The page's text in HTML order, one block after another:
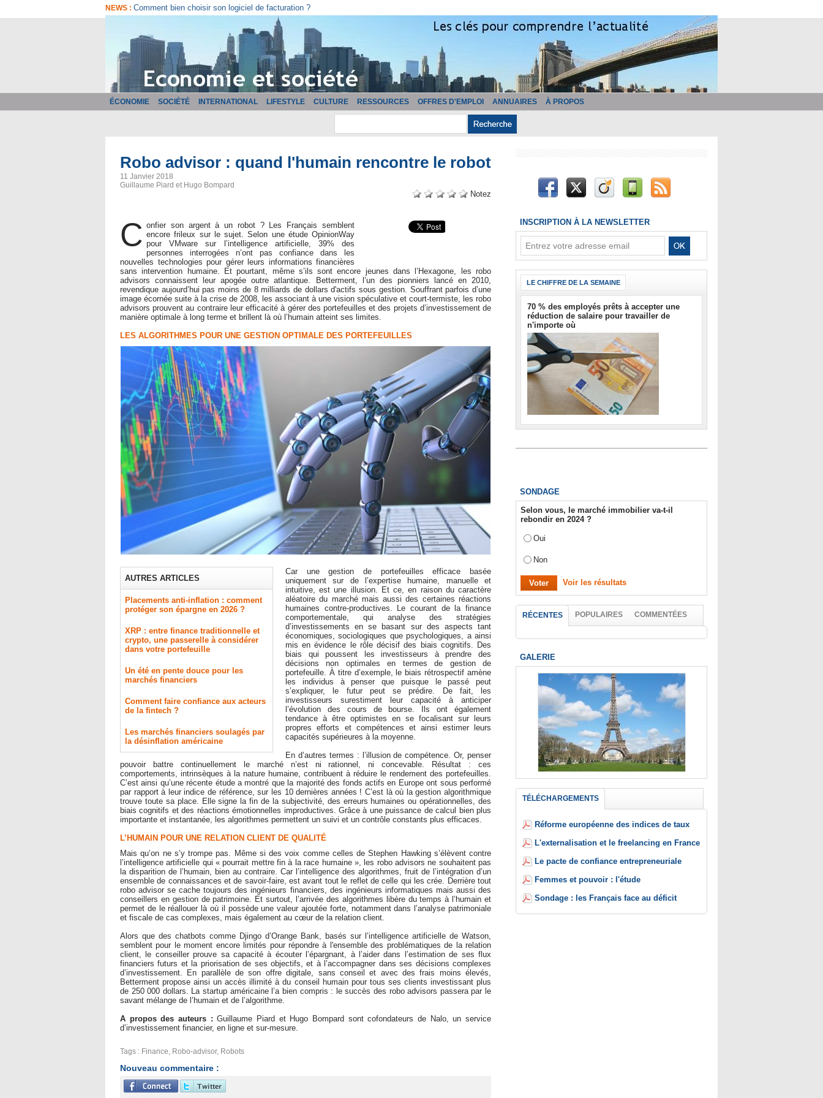
NEWS : Comment bien choisir son logiciel de facturation ?
ÉCONOMIE SOCIÉTÉ INTERNATIONAL LIFESTYLE CULTURE RESSOURCES OFFRES D'EMPLOI ANNUAIRES À PROPOS
Robo advisor : quand l'humain rencontre le robot
11 Janvier 2018
Guillaume Piard et Hugo Bompard
Notez
C onfier son argent à un robot ? Les Français semblent
encore frileux sur le sujet. Selon une étude OpinionWay
pour VMware sur l’intelligence artificielle, 39% des
personnes interrogées n’ont pas confiance dans les
nouvelles technologies pour gérer leurs informations financières
sans intervention humaine. Et pourtant, même s’ils sont encore jeunes dans l’Hexagone, les robo
advisors connaissent leur apogée outre atlantique. Betterment, l’un des pionniers lancé en 2010,
revendique aujourd’hui pas moins de 8 milliards de dollars d'actifs sous gestion. Souffrant parfois d’une
image écornée suite à la crise de 2008, les associant à une vision spéculative et court-termiste, les robo
advisors prouvent au contraire leur efficacité à gérer des portefeuilles et des projets d’investissement de
manière optimale à long terme et brillent là où l’humain atteint ses limites.
LES ALGORITHMES POUR UNE GESTION OPTIMALE DES PORTEFEUILLES
AUTRES ARTICLES
Placements anti-inflation : comment
protéger son épargne en 2026 ?
XRP : entre finance traditionnelle et
crypto, une passerelle à considérer
dans votre portefeuille
Un été en pente douce pour les
marchés financiers
Comment faire confiance aux acteurs
de la fintech ?
Les marchés financiers soulagés par
la désinflation américaine
Car une gestion de portefeuilles efficace basée
uniquement sur de l’expertise humaine, manuelle et
intuitive, est une illusion. Et ce, en raison du caractère
aléatoire du marché mais aussi des certaines réactions
humaines contre-productives. Le courant de la finance
comportementale, qui analyse des stratégies
d’investissements en se basant sur des aspects tant
économiques, sociologiques que psychologiques, a ainsi
mis en évidence le rôle décisif des biais cognitifs. Des
biais qui poussent les investisseurs à prendre des
décisions non optimales en termes de gestion de
portefeuille. À titre d’exemple, le biais rétrospectif amène
les individus à penser que puisque le passé peut
s’expliquer, le futur peut se prédire. De fait, les
investisseurs surestiment leur capacité à anticiper
l’évolution des cours de bourse. Ils ont également
tendance à être optimistes en se focalisant sur leurs
propres efforts et compétences et ainsi estimer leurs
capacités supérieures à la moyenne.
En d’autres termes : l’illusion de compétence. Or, penser
pouvoir battre continuellement le marché n’est ni rationnel, ni concevable. Résultat : ces
comportements, intrinsèques à la nature humaine, contribuent à réduire le rendement des portefeuilles.
C’est ainsi qu’une récente étude a montré que la majorité des fonds actifs en Europe ont sous performé
par rapport à leur indice de référence, sur les 10 dernières années ! C’est là où la gestion algorithmique
trouve toute sa place. Elle signe la fin de la subjectivité, des erreurs humaines ou opérationnelles, des
biais cognitifs et des réactions émotionnelles improductives. Grâce à une puissance de calcul bien plus
importante et instantanée, les algorithmes permettent un suivi et un contrôle constants plus efficaces.
L’HUMAIN POUR UNE RELATION CLIENT DE QUALITÉ
Mais qu’on ne s’y trompe pas. Même si des voix comme celles de Stephen Hawking s’élèvent contre
l’intelligence artificielle qui « pourrait mettre fin à la race humaine », les robo advisors ne souhaitent pas
la disparition de l’humain, bien au contraire. Car l’intelligence des algorithmes, fruit de l’intégration d’un
ensemble de connaissances et de savoir-faire, est avant tout le reflet de celle qui les crée. Derrière tout
robo advisor se cache toujours des ingénieurs financiers, des ingénieurs informatiques mais aussi des
conseillers en gestion de patrimoine. Et surtout, l’arrivée des algorithmes libère du temps à l’humain et
permet de le réallouer là où il possède une valeur ajoutée forte, notamment dans l’analyse patrimoniale
et fiscale de cas complexes, mais également au cœur de la relation client.
Alors que des chatbots comme Djingo d’Orange Bank, basés sur l’intelligence artificielle de Watson,
semblent pour le moment encore limités pour répondre à l'ensemble des problématiques de la relation
client, le conseiller prouve sa capacité à écouter l’épargnant, à l’aider dans l’estimation de ses flux
financiers futurs et la priorisation de ses objectifs, et à l’accompagner dans ses décisions complexes
d’investissement. En parallèle de son offre digitale, sans conseil et avec des frais moins élevés,
Betterment propose ainsi un accès illimité à du conseil humain pour tous ses clients investissant plus
de 250 000 dollars. La startup américaine l’a bien compris : le succès des robo advisors passera par le
savant mélange de l’humain et de l’algorithme.
A propos des auteurs :Guillaume Piard et Hugo Bompard sont cofondateurs de Nalo, un service
d’investissement financier, en ligne et sur-mesure.
Tags : Finance Robo-advisor, Robots
Nouveau commentaire :
INSCRIPTION À LA NEWSLETTER
LE CHIFFRE DE LA SEMAINE
70 % des employés prêts à accepter une
réduction de salaire pour travailler de
n'importe où
SONDAGE
Selon vous, le marché immobilier va-t-il
rebondir en 2024 ?
Oui
Non
Voir les résultats
RÉCENTES POPULAIRES COMMENTÉES
GALERIE
TÉLÉCHARGEMENTS
Réforme européenne des indices de taux
L'externalisation et le freelancing en France
Le pacte de confiance entrepreneuriale
Femmes et pouvoir : l'étude
Sondage : les Français face au déficit